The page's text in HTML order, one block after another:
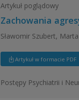
Artykuł poglądowy
Zachowania
Sławomir Szubert,
Artykuł w formacie PDF
Postępy Psychiatrii i